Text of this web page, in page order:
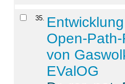
35.
Open-
von
EValOG